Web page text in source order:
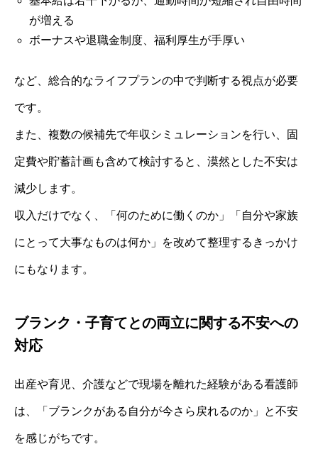
が増える
ボーナスや退職金制度、福利厚生が手厚い
など、総合的なライフプランの中で判断する視点が必要
です。
また、複数の候補先で年収シミュレーションを行い、固
定費や貯蓄計画も含めて検討すると、漠然とした不安は
減少します。
収入だけでなく、「何のために働くのか」「自分や家族
にとって大事なものは何か」を改めて整理するきっかけ
にもなります。
ブランク・子育てとの両立に関する不安への
対応
出産や育児、介護などで現場を離れた経験がある看護師
は、「ブランクがある自分が今さら戻れるのか」と不安
を感じがちです。